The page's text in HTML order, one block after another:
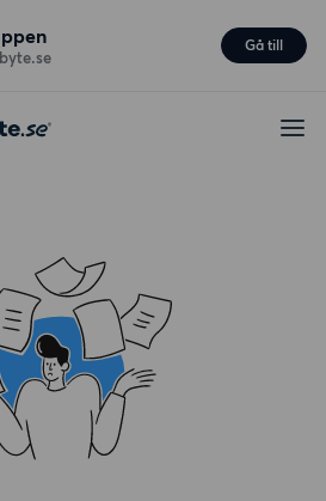
Gå till